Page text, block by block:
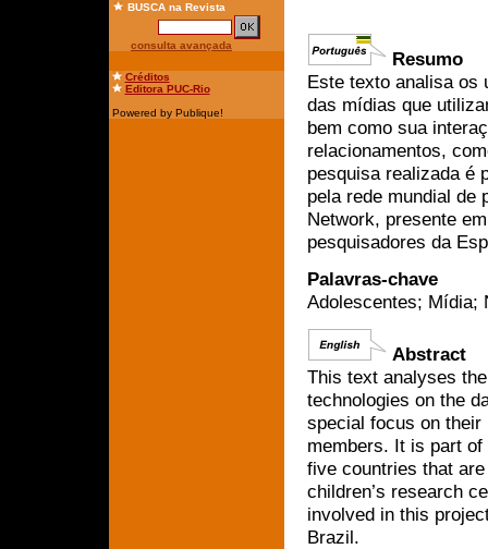
BUSCAna Revista
consulta avançada
Créditos
Editora PUC-Rio
Powered by Publique!
Resumo
Este texto analisa os
das mídias que
bem como sua
relacionamentos,
pesquisa realizada é
pela rede mundial de
Network, presente
pesquisadores da
Palavras-chave
Adolescentes; Mídia;
Abstract
This text analyses
technologies on the
special focus on
members. It is part
five countries that
children’s research
involved in this
Brazil.